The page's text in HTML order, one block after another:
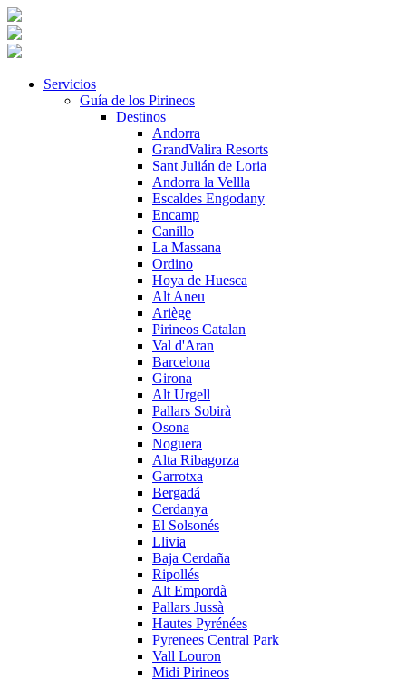
Servicios
Guía de los Pirineos
Destinos
Andorra
GrandValira Resorts
Sant Julián de Loria
Andorra la Vellla
Escaldes Engodany
Encamp
Canillo
La Massana
Ordino
Hoya de Huesca
Alt Aneu
Ariège
Pirineos Catalan
Val d'Aran
Barcelona
Girona
Alt Urgell
Pallars Sobirà
Osona
Noguera
Alta Ribagorza
Garrotxa
Bergadá
Cerdanya
El Solsonés
Llivia
Baja Cerdaña
Ripollés
Alt Empordà
Pallars Jussà
Hautes Pyrénées
Pyrenees Central Park
Vall Louron
Midi Pirineos